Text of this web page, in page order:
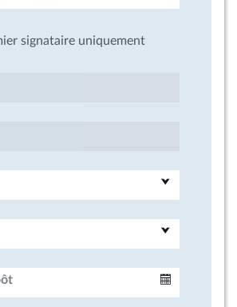
signataire uniquement